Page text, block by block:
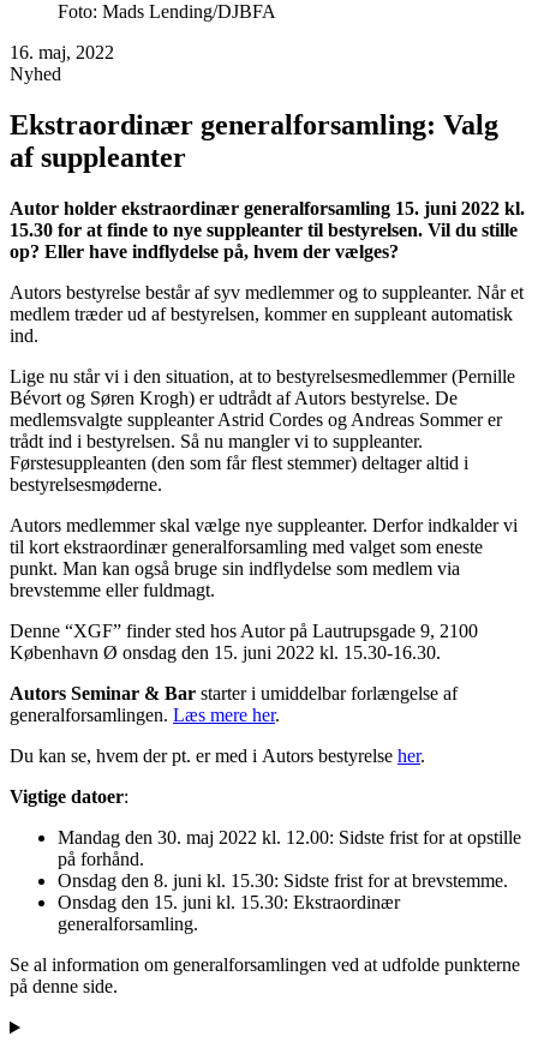
Foto: Mads Lending/DJBFA
16. maj, 2022
Nyhed
Ekstraordinær generalforsamling: Valg
af suppleanter
Autor holder ekstraordinær generalforsamling 15. juni 2022 kl.
15.30 for at finde to nye suppleanter til bestyrelsen. Vil du stille
op? Eller have indflydelse på, hvem der vælges?
Autors bestyrelse består af syv medlemmer og to suppleanter. Når et
medlem træder ud af bestyrelsen, kommer en suppleant automatisk
ind.
Lige nu står vi i den situation, at to bestyrelsesmedlemmer (Pernille
Bévort og Søren Krogh) er udtrådt af Autors bestyrelse. De
medlemsvalgte suppleanter Astrid Cordes og Andreas Sommer er
trådt ind i bestyrelsen. Så nu mangler vi to suppleanter.
Førstesuppleanten (den som får flest stemmer) deltager altid i
bestyrelsesmøderne.
Autors medlemmer skal vælge nye suppleanter. Derfor indkalder vi
til kort ekstraordinær generalforsamling med valget som eneste
punkt. Man kan også bruge sin indflydelse som medlem via
brevstemme eller fuldmagt.
Denne “XGF” finder sted hos Autor på Lautrupsgade 9, 2100
København Ø onsdag den 15. juni 2022 kl. 15.30-16.30.
Autors Seminar & Bar starter i umiddelbar forlængelse af
generalforsamlingen. Læs mere her.
Du kan se, hvem der pt. er med i Autors bestyrelse her.
Vigtige datoer:
Mandag den 30. maj 2022 kl. 12.00: Sidste frist for at opstille
på forhånd.
Onsdag den 8. juni kl. 15.30: Sidste frist for at brevstemme.
Onsdag den 15. juni kl. 15.30: Ekstraordinær
generalforsamling.
Se al information om generalforsamlingen ved at udfolde punkterne
på denne side.